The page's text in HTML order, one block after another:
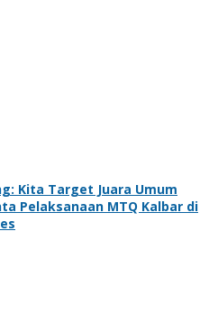
Kita Target Juara Umum
Pelaksanaan MTQ Kalbar di